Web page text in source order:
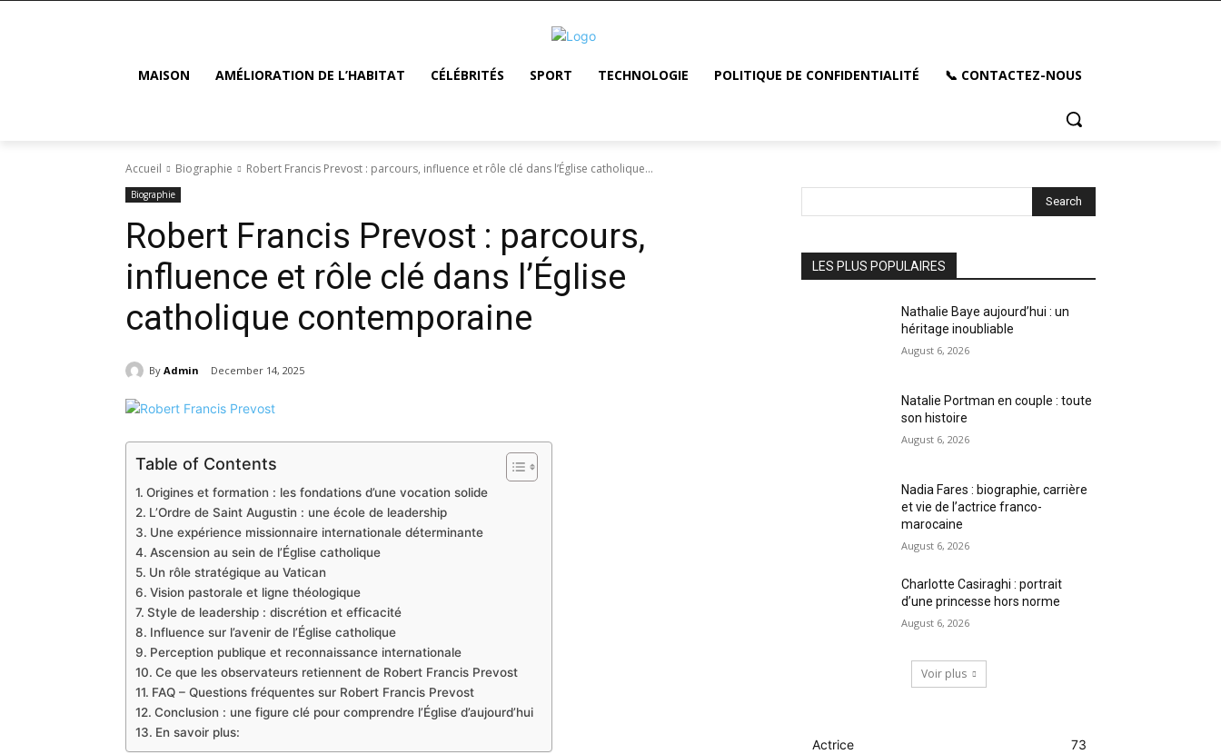
MAISON AMÉLIORATION DE L’HABITAT CÉLÉBRITÉS SPORT TECHNOLOGIE POLITIQUE DE CONFIDENTIALITÉ 📞 CONTACTEZ-NOUS
Accueil Biographie Robert Francis Prevost : parcours, influence et rôle clé dans l’Église catholique...
Biographie
Robert Francis Prevost : parcours,
influence et rôle clé dans l’Église
catholique contemporaine
By Admin December 14, 2025
Table of Contents
Origines et formation : les fondations d’une vocation solide
L’Ordre de Saint Augustin : une école de leadership
Une expérience missionnaire internationale déterminante
Ascension au sein de l’Église catholique
Un rôle stratégique au Vatican
Vision pastorale et ligne théologique
Style de leadership : discrétion et efficacité
Influence sur l’avenir de l’Église catholique
Perception publique et reconnaissance internationale
Ce que les observateurs retiennent de Robert Francis Prevost
FAQ – Questions fréquentes sur Robert Francis Prevost
Conclusion : une figure clé pour comprendre l’Église d’aujourd’hui
En savoir plus:
Search
LES PLUS POPULAIRES
Nathalie Baye aujourd’hui : un
héritage inoubliable
August 6, 2026
Natalie Portman en couple : toute
son histoire
August 6, 2026
Nadia Fares : biographie, carrière
et vie de l’actrice franco-
marocaine
August 6, 2026
Charlotte Casiraghi : portrait
d’une princesse hors norme
August 6, 2026
Voir plus
Actrice
73